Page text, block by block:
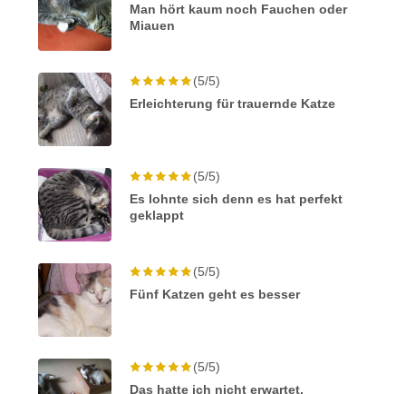
Man hört kaum noch Fauchen oder
Miauen
(5/5)
Erleichterung für trauernde Katze
(5/5)
Es lohnte sich denn es hat perfekt
geklappt
(5/5)
Fünf Katzen geht es besser
(5/5)
Das hatte ich nicht erwartet,